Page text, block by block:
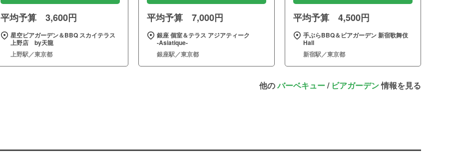
平均予算 3,600円
星空ビアガーデン＆BBQ スカイテラス
上野店 by天龍
上野駅／東京都
平均予算 7,000円
銀座 個室＆テラス アジアティーク
‐Asiatique‐
銀座駅／東京都
平均予算 4,500円
手ぶらBBQ＆ビアガーデン 新宿歌舞伎
Hall
新宿駅／東京都
他のバーベキュー/ ビアガーデン情報を見る